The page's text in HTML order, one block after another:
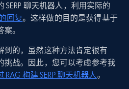
聊天机器人，利用实际的
回复。这样做的目的是获得基于
。
到的，虽然这种方法肯定很有
挑战。因此，您可以考虑参考我
RAG 构建 SERP 聊天机器人。